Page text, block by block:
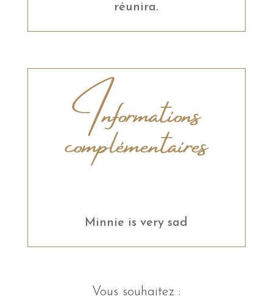
réunira.
Informations
complémentaires
Minnie is very sad
Vous souhaitez :